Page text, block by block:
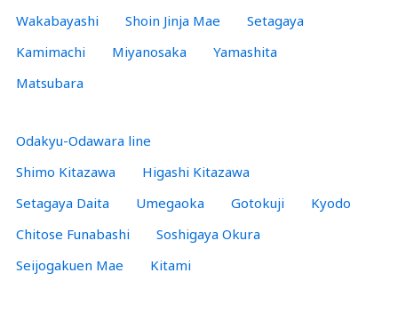
Wakabayashi
Shoin Jinja Mae
Setagaya
Kamimachi
Miyanosaka
Yamashita
Matsubara
Odakyu-Odawara line
Shimo Kitazawa
Higashi Kitazawa
Setagaya Daita
Umegaoka Gotokuji
Kyodo
Chitose Funabashi
Soshigaya Okura
Seijogakuen Mae
Kitami